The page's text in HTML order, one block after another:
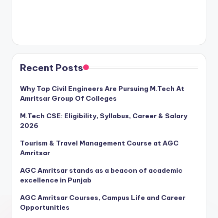
Recent Posts
Why Top Civil Engineers Are Pursuing M.Tech At
Amritsar Group Of Colleges
M.Tech CSE: Eligibility, Syllabus, Career & Salary
2026
Tourism & Travel Management Course at AGC
Amritsar
AGC Amritsar stands as a beacon of academic
excellence in Punjab
AGC Amritsar Courses, Campus Life and Career
Opportunities